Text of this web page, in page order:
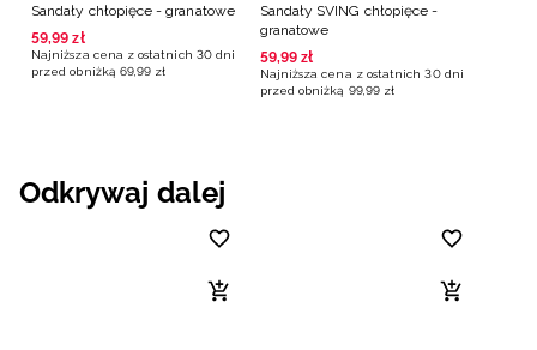
Sandały chłopięce - granatowe
59,99 zł
Najniższa cena z ostatnich 30 dni
przed obniżką 69,99 zł
Sandały SVING chłopięce -
granatowe
59,99 zł
Najniższa cena z ostatnich 30 dni
przed obniżką 99,99 zł
Odkrywaj dalej